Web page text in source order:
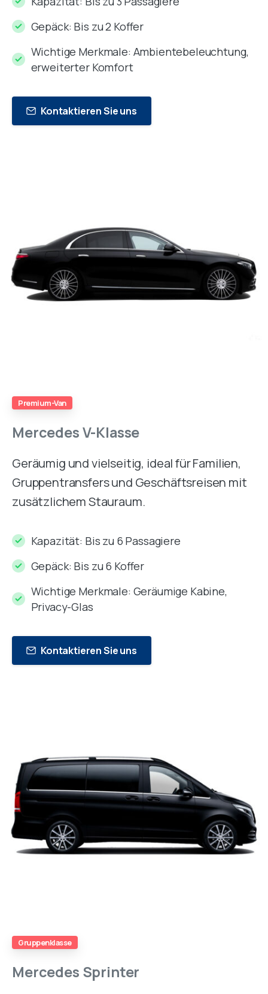
Gepäck: Bis zu 2 Koffer
Wichtige Merkmale: Ambientebeleuchtung,
erweiterter Komfort
Kontaktieren Sie uns
Premium-Van
MercedesV-Klasse
Geräumig und vielseitig, ideal für Familien,
Gruppentransfers und Geschäftsreisen mit
zusätzlichem Stauraum.
Kapazität: Bis zu 6 Passagiere
Gepäck: Bis zu 6 Koffer
Wichtige Merkmale: Geräumige Kabine,
Privacy-Glas
Kontaktieren Sie uns
Gruppenklasse
Mercedes Sprinter